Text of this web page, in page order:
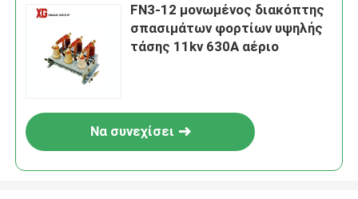
FN3-12 μονωμένος διακόπτης
σπασιμάτων φορτίων υψηλής
τάσης 11kv 630A αέριο
Να συνεχίσει